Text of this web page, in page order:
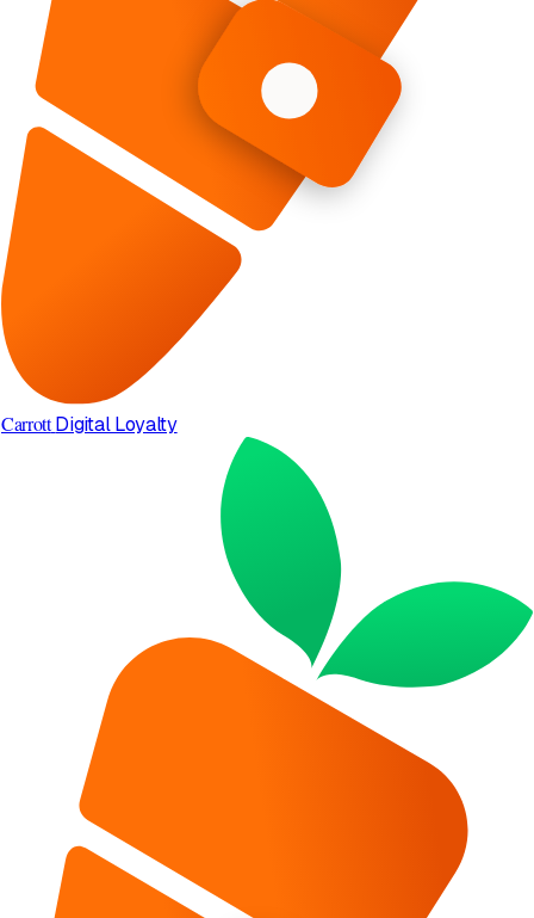
Carrott Digital Loyalty